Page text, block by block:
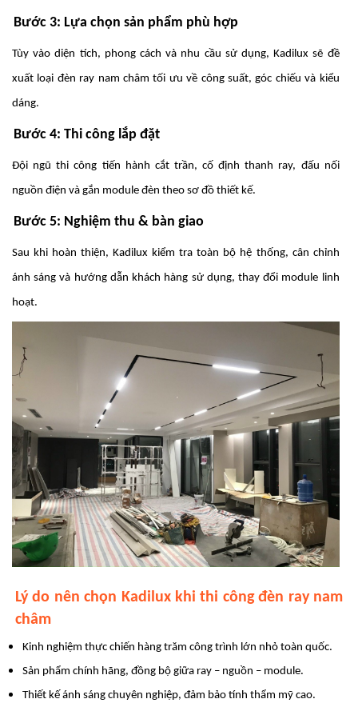
Bước 3: Lựa chọn sản phẩm phù hợp
Tùy vào diện tích, phong cách và nhu cầu sử dụng, Kadilux sẽ đề
xuất loại đèn ray nam châm tối ưu về công suất, góc chiếu và kiểu
dáng.
Bước 4: Thi công lắp đặt
Đội ngũ thi công tiến hành cắt trần, cố định thanh ray, đấu nối
nguồn điện và gắn module đèn theo sơ đồ thiết kế.
Bước 5: Nghiệm thu & bàn giao
Sau khi hoàn thiện, Kadilux kiểm tra toàn bộ hệ thống, cân chỉnh
ánh sáng và hướng dẫn khách hàng sử dụng, thay đổi module linh
hoạt.
Lý do nên chọn Kadilux khi thi công đèn ray nam
châm
Kinh nghiệm thực chiến hàng trăm công trình lớn nhỏ toàn quốc.
Sản phẩm chính hãng, đồng bộ giữa ray – nguồn – module.
Thiết kế ánh sáng chuyên nghiệp, đảm bảo tính thẩm mỹ cao.